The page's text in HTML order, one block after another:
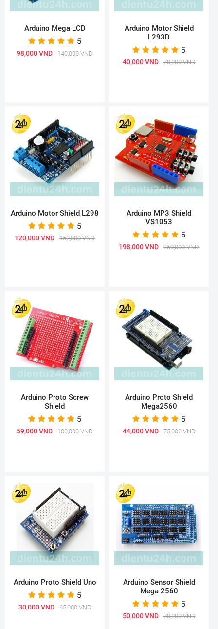
Arduino Mega LCD
5
98,000 VND 140,000 VND
Arduino Motor Shield
L293D
5
40,000 VND 70,000 VND
Arduino Motor Shield L298
5
120,000 VND 150,000 VND
Arduino MP3 Shield
VS1053
5
198,000 VND 250,000 VND
Arduino Proto Screw
Shield
5
59,000 VND 100,000 VND
Arduino Proto Shield
Mega2560
5
44,000 VND 75,000 VND
Arduino Proto Shield Uno
5
30,000 VND 65,000 VND
Arduino Sensor Shield
Mega 2560
5
50,000 VND 70,000 VND